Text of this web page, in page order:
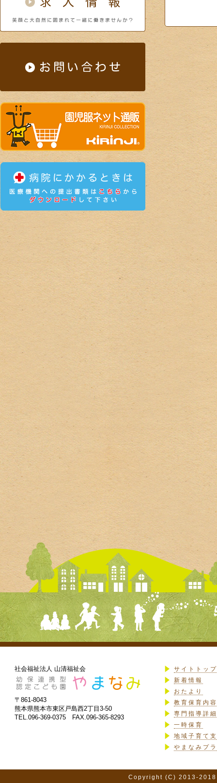
社会福祉法人 山清福祉会
〒861-8043
熊本県熊本市東区戸島西2丁目3-50
TEL.096-369-0375 FAX.096-365-8293
サイトトップ
新着情報
おたより
教育保育内
専門指導詳細
一時保育
地域子育て
やまなみプ
Copyright (C) 2013-